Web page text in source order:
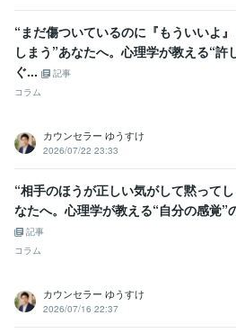
“まだ傷ついているのに『もういいよ
しまう”あなたへ。心理学が教える“許
ぐ...
記事
コラム
カウンセラー ゆうすけ
2026/07/22 23:33
“相手のほうが正しい気がして黙って
なたへ。心理学が教える“自分の感覚”
記事
コラム
カウンセラー ゆうすけ
2026/07/16 22:37